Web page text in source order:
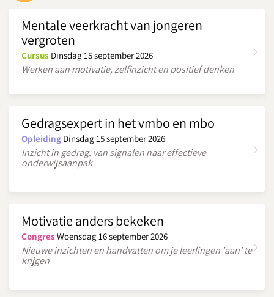
Mentale veerkracht van jongeren
vergroten
Cursus Dinsdag 15 september 2026
Werken aan motivatie, zelfinzicht en positief denken
Gedragsexpert in het vmbo en mbo
Opleiding Dinsdag 15 september 2026
Inzicht in gedrag: van signalen naar effectieve
onderwijsaanpak
Motivatie anders bekeken
Congres Woensdag 16 september 2026
Nieuwe inzichten en handvatten om je leerlingen 'aan' te
krijgen